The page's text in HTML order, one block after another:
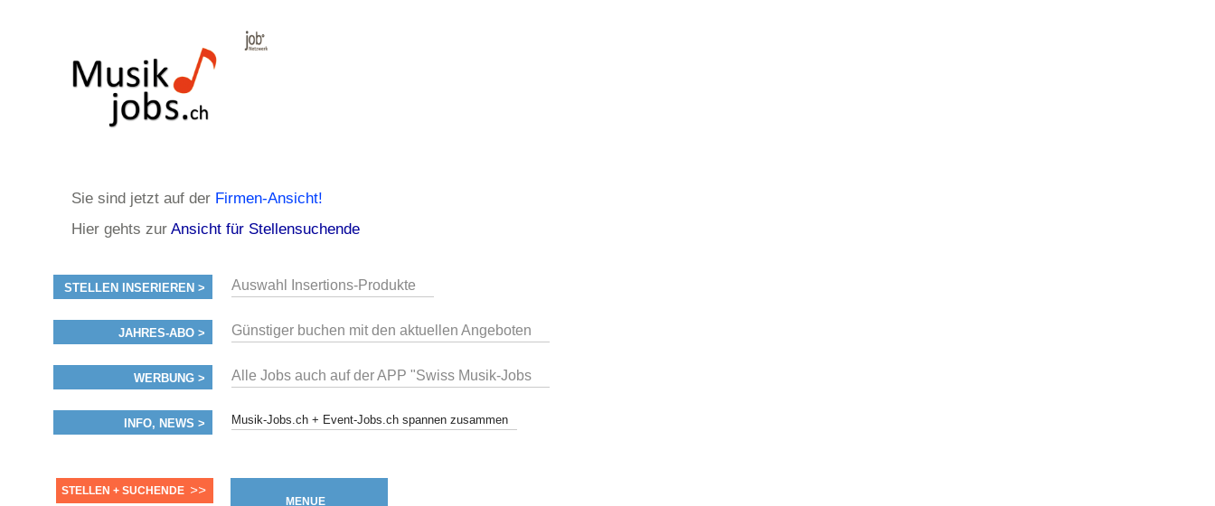
Sie sind jetzt auf der Firmen-Ansicht!
Hier gehts zur Ansicht für Stellensuchende
STELLEN INSERIEREN > Auswahl Insertions-Produkte
JAHRES-ABO > Günstiger buchen mit den aktuellen Angeboten
WERBUNG > Alle Jobs auch auf der APP "Swiss Musik-Jobs
INFO, NEWS > Musik-Jobs.ch + Event-Jobs.ch spannen zusammen
STELLEN + SUCHENDE >>
MENUE